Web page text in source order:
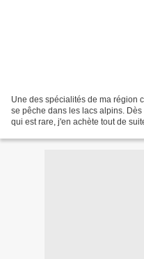
Une des spécialités de ma région
se pêche dans les lacs alpins.
qui est rare, j'en achète tout de